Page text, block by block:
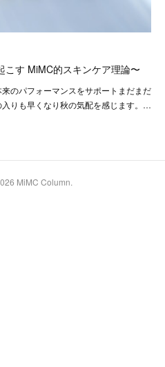
こす MiMC的スキンケア理論〜
のパフォーマンスをサポートまだまだ
りも早くなり秋の気配を感じます。…
MiMC Column.